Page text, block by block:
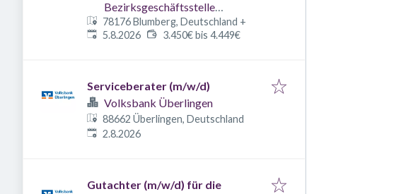
Bezirksgeschäftsstelle
Bodensee
78176 Blumberg, Deutschland +
Veröffentlicht:
5.8.2026 3.450€ bis 4.449€
Serviceberater (m/w/d)
Volksbank Überlingen
88662 Überlingen, Deutschland
Veröffentlicht
2.8.2026
Gutachter (m/w/d) für die